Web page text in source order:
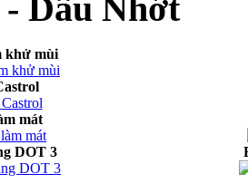
Dầu Nhớt
khử mùi
mát
DOT 3